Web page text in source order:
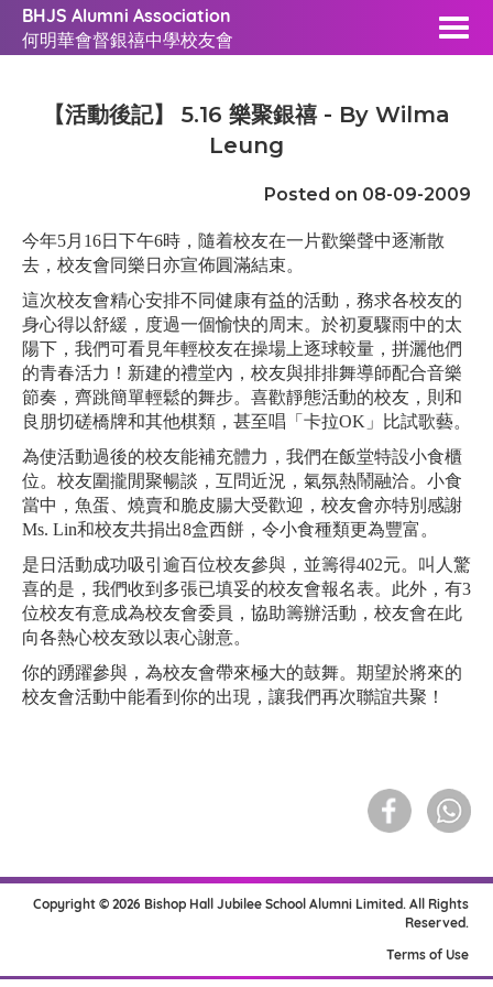
BHJS Alumni Association
何明華會督銀禧中學校友會
【活動後記】 5.16 樂聚銀禧 - By Wilma
Leung
Posted on 08-09-2009
今年5月16日下午6時，隨着校友在一片歡樂聲中逐漸散
去，校友會同樂日亦宣佈圓滿結束。
這次校友會精心安排不同健康有益的活動，務求各校友的
身心得以舒緩，度過一個愉快的周末。於初夏驟雨中的太
陽下，我們可看見年輕校友在操場上逐球較量，拼灑他們
的青春活力！新建的禮堂內，校友與排排舞導師配合音樂
節奏，齊跳簡單輕鬆的舞步。喜歡靜態活動的校友，則和
良朋切磋橋牌和其他棋類，甚至唱「卡拉OK」比試歌藝。
為使活動過後的校友能補充體力，我們在飯堂特設小食櫃
位。校友圍攏閒聚暢談，互問近況，氣氛熱鬧融洽。小食
當中，魚蛋、燒賣和脆皮腸大受歡迎，校友會亦特別感謝
Ms. Lin和校友共捐出8盒西餅，令小食種類更為豐富。
是日活動成功吸引逾百位校友參與，並籌得402元。叫人驚
喜的是，我們收到多張已填妥的校友會報名表。此外，有3
位校友有意成為校友會委員，協助籌辦活動，校友會在此
向各熱心校友致以衷心謝意。
你的踴躍參與，為校友會帶來極大的鼓舞。期望於將來的
校友會活動中能看到你的出現，讓我們再次聯誼共聚！
Copyright © 2026 Bishop Hall Jubilee School Alumni Limited. All Rights
Reserved.
Terms of Use